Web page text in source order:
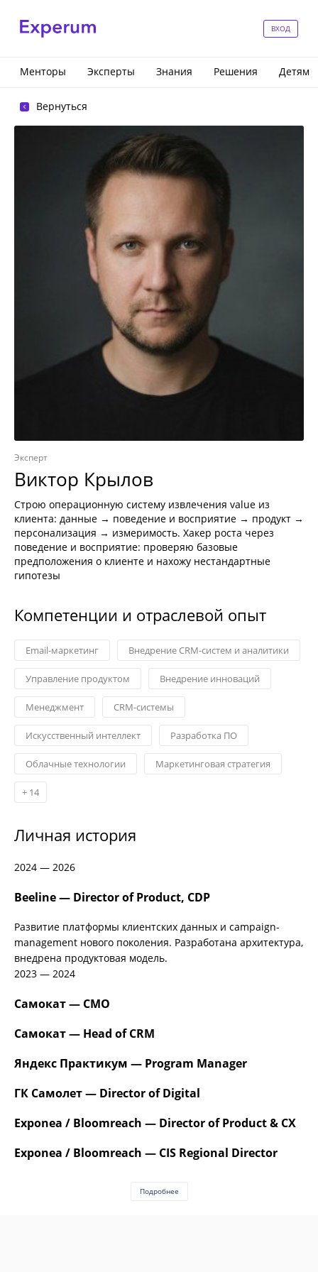
ВХОД
Менторы Эксперты Знания Решения Детям
Вернуться
Эксперт
Виктор Крылов
Строю операционную систему извлечения value из
клиента: данные → поведение и восприятие → продукт →
персонализация → измеримость. Хакер роста через
поведение и восприятие: проверяю базовые
предположения о клиенте и нахожу нестандартные
гипотезы
Компетенции и отраслевой опыт
Email-маркетинг Внедрение CRM-систем и аналитики
Управление продуктом Внедрение инноваций
Менеджмент CRM-системы
Искусственный интеллект Разработка ПО
Облачные технологии Маркетинговая стратегия
+ 14
Личная история
2024 — 2026
Beeline — Director of Product, CDP
Развитие платформы клиентских данных и campaign-
management нового поколения. Разработана архитектура,
внедрена продуктовая модель.
2023 — 2024
Самокат — CMO
Самокат — Head of CRM
Яндекс Практикум — Program Manager
ГК Самолет — Director of Digital
Exponea / Bloomreach — Director of Product & CX
Exponea / Bloomreach — CIS Regional Director
Подробнее